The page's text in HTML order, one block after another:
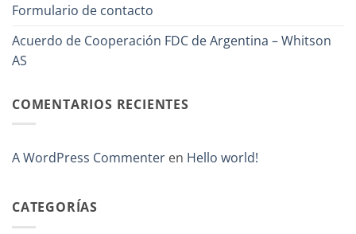
Formulario de contacto
Acuerdo de Cooperación FDC de Argentina – Whitson
AS
COMENTARIOS RECIENTES
A WordPress Commenter en Hello world!
CATEGORÍAS